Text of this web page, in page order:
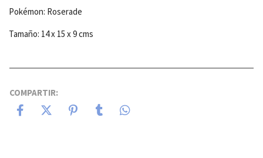
Pokémon: Roserade
Tamaño: 14 x 15 x 9 cms
COMPARTIR: